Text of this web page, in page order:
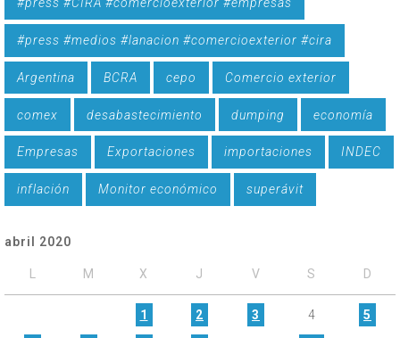
#press #CIRA #comercioexterior #empresas
#press #medios #lanacion #comercioexterior #cira
Argentina BCRA cepo Comercio exterior
comex desabastecimiento dumping economía
Empresas Exportaciones importaciones INDEC
inflación Monitor económico superávit
abril 2020
M X J V S D
1 2 3 4 5